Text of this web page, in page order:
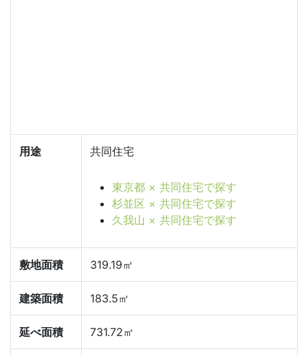
用途 共同住宅
東京都 × 共同住宅で探す
杉並区 × 共同住宅で探す
久我山 × 共同住宅で探す
敷地面積 319.19㎡
建築面積 183.5㎡
延べ面積 731.72㎡